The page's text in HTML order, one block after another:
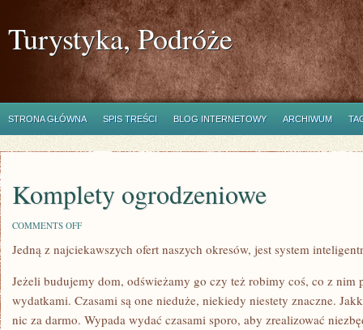
Turystyka, Podróże
STRONA GŁÓWNA SPIS TREŚCI BLOG INTERNETOWY ARCHIWUM
Komplety ogrodzeniowe
COMMENTS OFFON
OGRODZENIOWE
Jedną z najciekawszych ofert naszych okresów, jest system
Jeżeli budujemy dom, odświeżamy go czy też robimy coś, co z nim
wydatkami. Czasami są one nieduże, niekiedy niestety znaczne.
nic za darmo. Wypada wydać czasami sporo, aby zrealizować